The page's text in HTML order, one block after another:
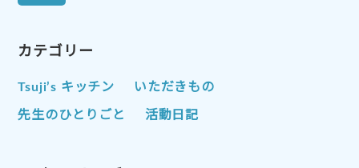
カテゴリー
Tsuji’s キッチン いただきもの
先生のひとりごと 活動日記